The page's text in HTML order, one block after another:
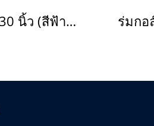
ร่มกอล์ฟ 30 นิ้ว (สีฟ้า/ขาว) ร่มกอ